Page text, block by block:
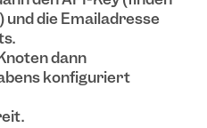
und die Emailadresse
dann
konfiguriert